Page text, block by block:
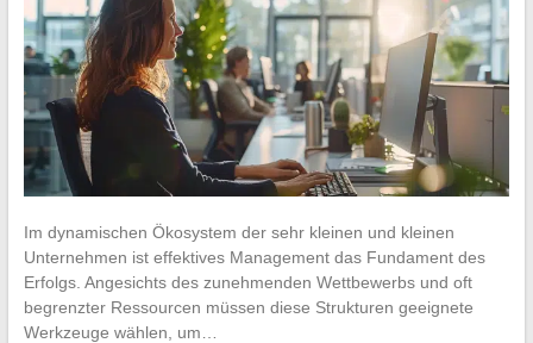
Im dynamischen Ökosystem der sehr kleinen und kleinen
Unternehmen ist effektives Management das Fundament des
Erfolgs. Angesichts des zunehmenden Wettbewerbs und oft
begrenzter Ressourcen müssen diese Strukturen geeignete
Werkzeuge wählen, um…